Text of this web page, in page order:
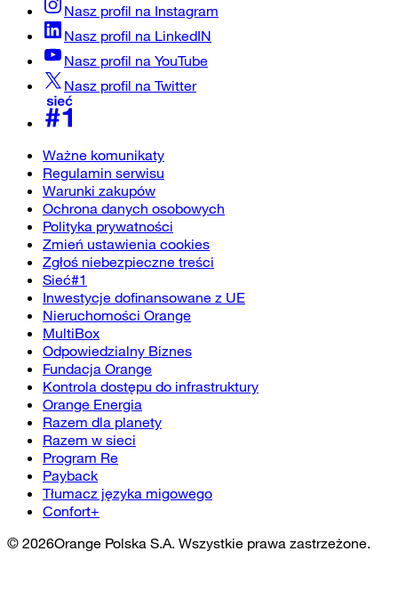
Nasz profil na Instagram
Nasz profil na LinkedIN
Nasz profil na YouTube
Nasz profil na Twitter
Ważne komunikaty
Regulamin serwisu
Warunki zakupów
Ochrona danych osobowych
Polityka prywatności
Zmień ustawienia cookies
Zgłoś niebezpieczne treści
Sieć#1
Inwestycje dofinansowane z UE
Nieruchomości Orange
MultiBox
Odpowiedzialny Biznes
Fundacja Orange
Kontrola dostępu do infrastruktury
Orange Energia
Razem dla planety
Razem w sieci
Program Re
Payback
Tłumacz języka migowego
Confort+
© 2026Orange Polska S.A. Wszystkie prawa zastrzeżone.